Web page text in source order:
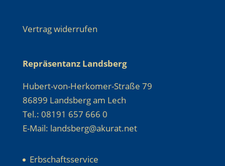
Vertrag widerrufen
Repräsentanz Landsberg
Hubert-von-Herkomer-Straße 79
86899 Landsberg am Lech
Tel.: 08191 657 666 0
E-Mail: landsberg@akurat.net
Erbschaftsservice